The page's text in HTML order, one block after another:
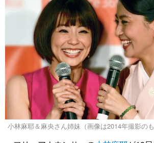
小林麻耶＆麻央さん姉妹（画像は2014年撮影のも